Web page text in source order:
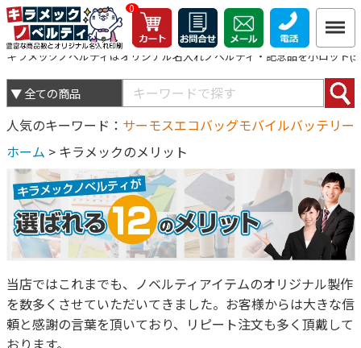
0
キラメックノベルティはオリジナル名入れノベルティ・記念品を小ロット
人気のキーワード サーモスエコバッグモバイルバッテリー
ホーム > キラメックのメリット
当店ではこれまでも、ノベルティアイテムのオリジナル製作
を数多くさせていただいてきました。お客様からは大きな信
頼と感謝の言葉を頂いており、リピート注文も多く頂戴して
おります。